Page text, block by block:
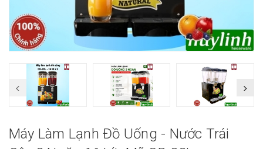
Máy Làm Lạnh Đồ Uống - Nước Trái